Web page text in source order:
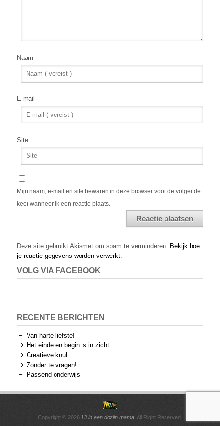
Naam
E-mail
Site
Mijn naam, e-mail en site bewaren in deze browser voor de volgende
keer wanneer ik een reactie plaats.
Deze site gebruikt Akismet om spam te verminderen. Bekijk hoe
je reactie-gegevens worden verwerkt.
VOLG VIA FACEBOOK
RECENTE BERICHTEN
Van harte liefste!
Het einde en begin is in zicht
Creatieve knul
Zonder te vragen!
Passend onderwijs
Copyright © 2026 13 in een dozijn mama . All Right Reserved.